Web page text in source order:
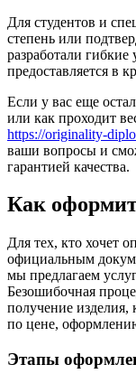
Для студентов и
степень или
разработали
предоставляется в
Если у вас еще
или как проходит
https://originality-
ваши вопросы и
гарантией качества.
Как
Для тех, кто хочет
официальным
мы предлагаем
Безошибочная
получение изделия,
по цене,
Этапы